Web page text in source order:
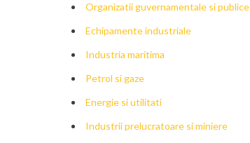
Organizatii guvernamentale si publice
Echipamente industriale
Industria maritima
Petrol si gaze
Energie si utilitati
Industrii prelucratoare si miniere